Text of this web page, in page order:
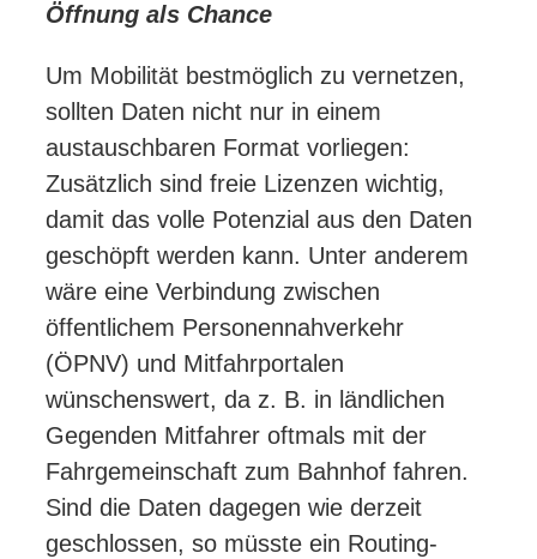
Öffnung als Chance
Um Mobilität bestmöglich zu vernetzen,
sollten Daten nicht nur in einem
austauschbaren Format vorliegen:
Zusätzlich sind freie Lizenzen wichtig,
damit das volle Potenzial aus den Daten
geschöpft werden kann. Unter anderem
wäre eine Verbindung zwischen
öffentlichem Personennahverkehr
(ÖPNV) und Mitfahrportalen
wünschenswert, da z. B. in ländlichen
Gegenden Mitfahrer oftmals mit der
Fahrgemeinschaft zum Bahnhof fahren.
Sind die Daten dagegen wie derzeit
geschlossen, so müsste ein Routing-